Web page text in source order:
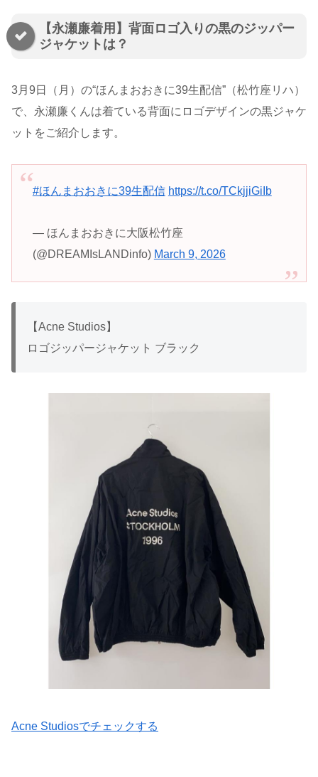
【永瀬廉着用】背面ロゴ入りの黒のジッパー
ジャケットは？
3月9日（月）の“ほんまおおきに39生配信”（松竹座リハ）
で、永瀬廉くんは着ている背面にロゴデザインの黒ジャケ
ットをご紹介します。
#ほんまおおきに39生配信 https://t.co/TCkjjiGiIb
— ほんまおおきに大阪松竹座
(@DREAMIsLANDinfo) March 9, 2026
【Acne Studios】
ロゴジッパージャケット ブラック
Acne Studiosでチェックする